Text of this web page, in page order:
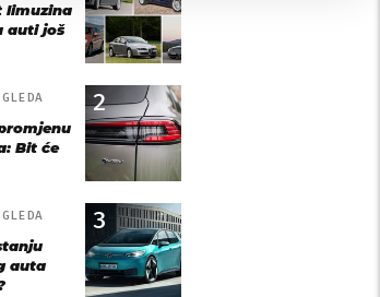
limuzina
auti još
2
Bit će
3
auta